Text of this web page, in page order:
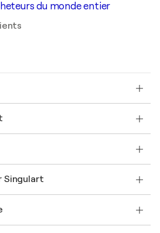
du monde entier
commercial
d'art original
Singulart